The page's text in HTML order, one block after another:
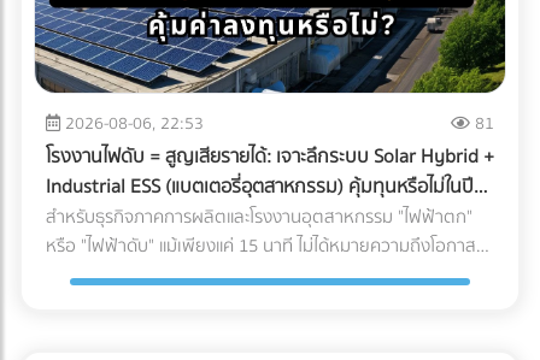
2026-08-06, 22:53 81
โรงงานไฟดับ = สูญเสียรายได้: เจาะลึกระบบ Solar Hybrid +
Industrial ESS (แบตเตอรี่อุตสาหกรรม) คุ้มทุนหรือไม่ในปี
2026?
สำหรับธุรกิจภาคการผลิตและโรงงานอุตสาหกรรม "ไฟฟ้าตก"
หรือ "ไฟฟ้าดับ" แม้เพียงแค่ 15 นาที ไม่ได้หมายความถึงโอกาสที่
พนักงานได้หยุดพักผ่อนชั่วคราว แต่มันคือวิกฤติที่สร้างความ